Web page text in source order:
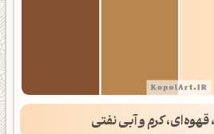
کرم و آبی نفتی